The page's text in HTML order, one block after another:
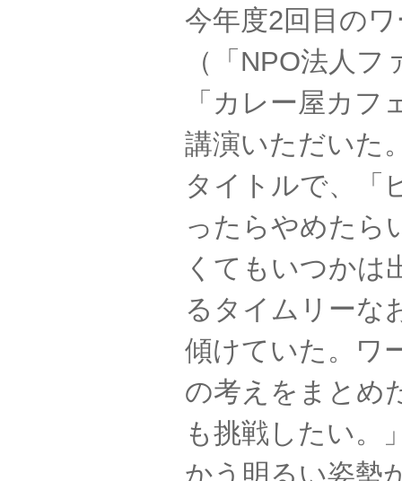
今年度2回目の
（「NPO法人
「カレー屋カ
講演いただいた
タイトルで、「
ったらやめたら
くてもいつかは
るタイムリーな
傾けていた。ワ
の考えをまとめ
も挑戦したい。
かう明るい姿勢